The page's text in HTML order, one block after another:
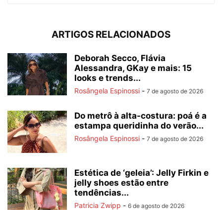
ARTIGOS RELACIONADOS
Deborah Secco, Flávia
Alessandra, GKay e mais: 15
looks e trends...
Rosângela Espinossi - 7 de agosto de 2026
Do metrô à alta-costura: poá é a
estampa queridinha do verão...
Rosângela Espinossi - 7 de agosto de 2026
Estética de ‘geleia’: Jelly Firkin e
jelly shoes estão entre
tendências...
Patricia Zwipp - 6 de agosto de 2026